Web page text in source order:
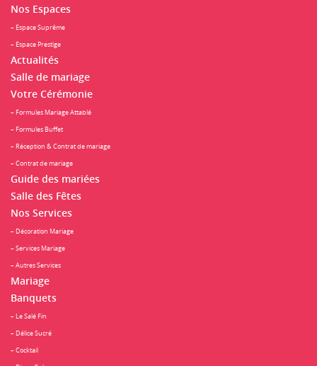
Nos Espaces
– Espace Suprême
– Espace Prestige
Actualités
Salle de mariage
Votre Cérémonie
– Formules Mariage Attablé
– Formules Buffet
– Réception & Contrat de mariage
– Contrat de mariage
Guide des mariées
Salle des Fêtes
Nos Services
– Décoration Mariage
– Services Mariage
– Autres Services
Mariage
Banquets
– Le Salé Fin
– Délice Sucré
– Cocktail